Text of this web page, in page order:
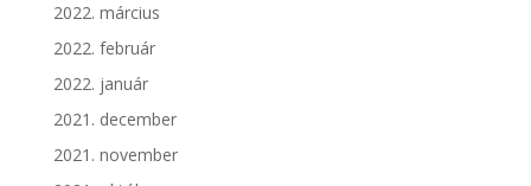
2022. március
2022. február
2022. január
2021. december
2021. november